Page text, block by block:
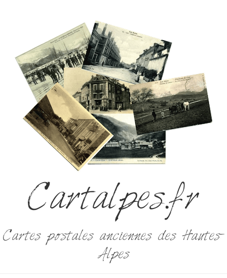
Cartalpes.fr
Cartes postales anciennes des Hautes-
Alpes